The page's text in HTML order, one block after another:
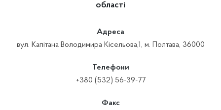
області
Адреса
вул. Капітана Володимира Кісельова,1, м. Полтава, 36000
Телефони
+380 (532) 56-39-77
Факс